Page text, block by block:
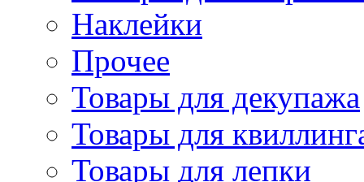
Наклейки
Прочее
Товары для декупажа
Товары для
Товары для лепки